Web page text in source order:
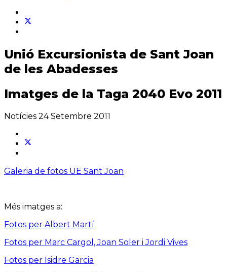
Unió Excursionista de Sant Joan
de les Abadesses
Imatges de la Taga 2040 Evo 2011
Notícies 24 Setembre 2011
Galeria de fotos UE Sant Joan
Més imatges a:
Fotos per Albert Martí
Fotos per Marc Cargol, Joan Soler i Jordi Vives
Fotos per Isidre Garcia